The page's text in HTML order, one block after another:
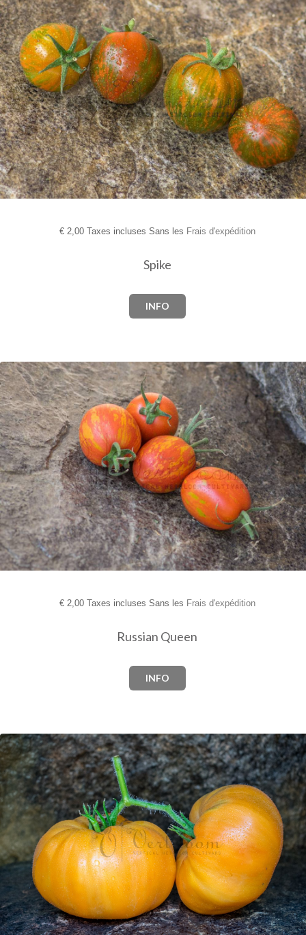
€2,00 Taxes incluses Sans les Frais d'expédition
Spike
INFO
€2,00 Taxes incluses Sans les Frais d'expédition
Russian Queen
INFO